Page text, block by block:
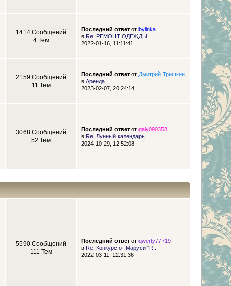
1414 Сообщений
4 Тем
Последний ответот bylinka
в Re: РЕМОНТ ОДЕЖДЫ
2022-01-16, 11:11:41
2159 Сообщений
11 Тем
Последний ответот Дмитрий Тришкин
в Аренда
2023-02-07, 20:24:14
3068 Сообщений
52 Тем
Последний ответот galy090358
в Re: Лунный календарь.
2024-10-29, 12:52:08
5590 Сообщений
111 Тем
Последний ответот qwerty77719
в Re: Конкурс от Маруси "Р...
2022-03-11, 12:31:36